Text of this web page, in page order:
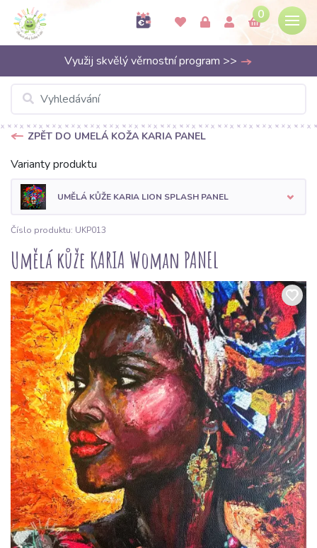
0
Využij skvělý věrnostní program >>
ZPĚT DO UMELÁ KOŽA KARIA PANEL
Varianty produktu
UMĚLÁ KŮŽE KARIA LION SPLASH PANEL
Číslo produktu: UKP013
Umělá kůže KARIA Woman PANEL